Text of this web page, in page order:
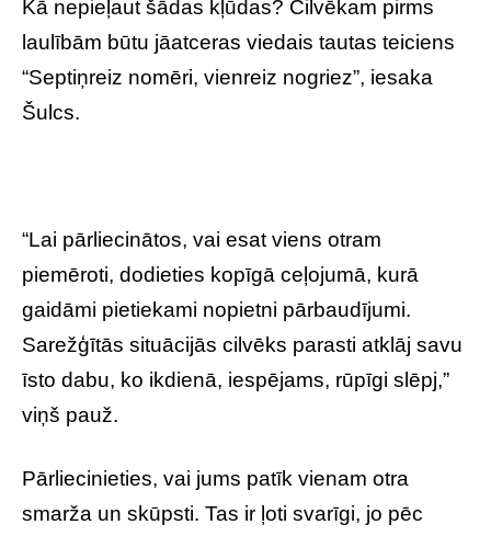
Kā nepieļaut šādas kļūdas? Cilvēkam pirms
laulībām būtu jāatceras viedais tautas teiciens
“Septiņreiz nomēri, vienreiz nogriez”, iesaka
Šulcs.
“Lai pārliecinātos, vai esat viens otram
piemēroti, dodieties kopīgā ceļojumā, kurā
gaidāmi pietiekami nopietni pārbaudījumi.
Sarežģītās situācijās cilvēks parasti atklāj savu
īsto dabu, ko ikdienā, iespējams, rūpīgi slēpj,”
viņš pauž.
Pārliecinieties, vai jums patīk vienam otra
smarža un skūpsti. Tas ir ļoti svarīgi, jo pēc